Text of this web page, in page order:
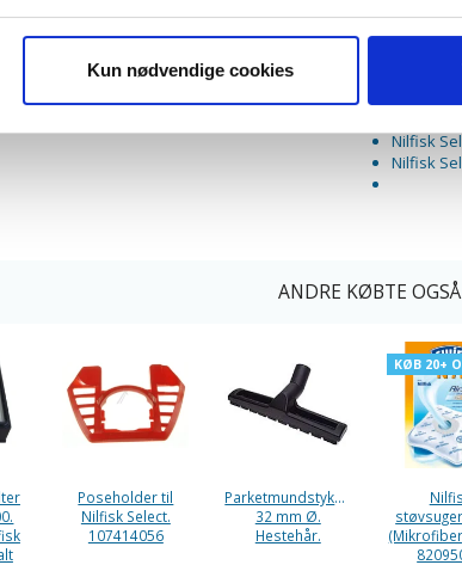
Kun nødvendige cookies
Nilfisk
Nilfisk
Nilfisk
Nilfisk
Nilfisk
ANDRE KØBTE OGSÅ
Poseholder til
Nilfisk Select.
107414056
Parketmundstykke.
32 mm Ø.
Hestehår.
KØB 20+